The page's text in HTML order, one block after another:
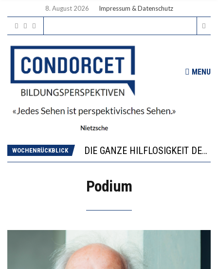
8. August 2026 Impressum & Datenschutz
MENU
WOCHENRÜCKBLICK
DIE GANZE HILFLOSIGKEIT DES BILDUNGSBÜRGERTUMS
WORAUS WÄCHST, WAS KINDER TRÄGT
Podium